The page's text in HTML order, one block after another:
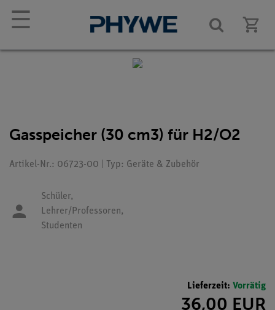
☰
Gasspeicher (30 cm3) für H2/O2
Artikel-Nr.: 06723-00 | Typ: Geräte & Zubehör
Schüler,
Lehrer/Professoren,
Studenten
Lieferzeit: Vorrätig
36,00 EUR